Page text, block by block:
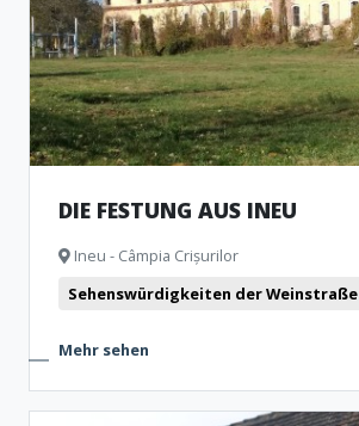
DIE FESTUNG AUS INEU
Ineu - Câmpia Crișurilor
Sehenswürdigkeiten der Weinstraße
Mehr sehen